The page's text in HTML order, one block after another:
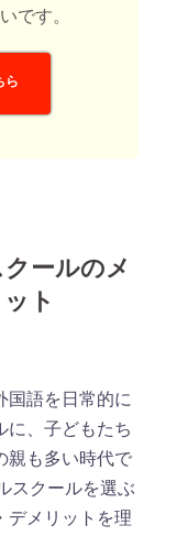
です。
ら
ールのメ
ト
国語を日常的に
に、子どもたち
親も多い時代で
スクールを選ぶ
デメリットを理